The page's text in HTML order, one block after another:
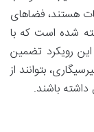
هستند، فضاهای
شده است که با
رویکرد تضمین
بتوانند از
باشند.